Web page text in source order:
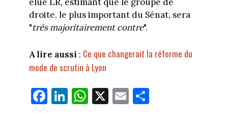
droite, le plus important du Sénat, sera
"très majoritairement contre".
A lire aussi : Ce que changerait la réforme du
mode de scrutin à Lyon
Fa
ce
Li
nk
W
ha
X E
m
Pa